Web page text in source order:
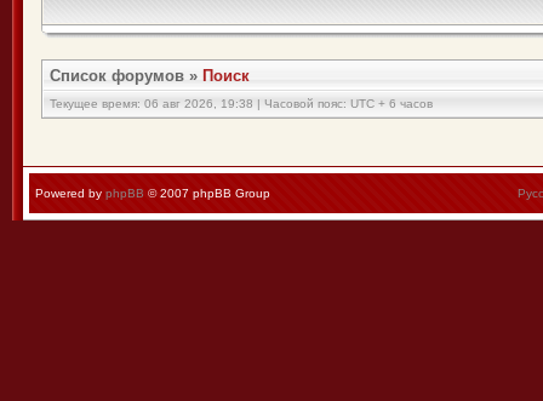
Список форумов » Поиск
Текущее время: 06 авг 2026, 19:38 | Часовой пояс: UTC + 6 часов
Powered by phpBB © 2007 phpBB Group